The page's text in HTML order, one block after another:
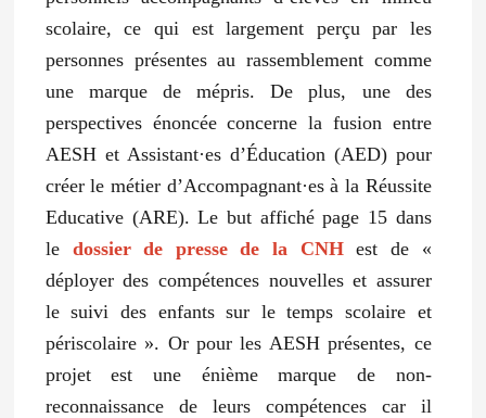
scolaire, ce qui est largement perçu par les
personnes présentes au rassemblement comme
une marque de mépris. De plus, une des
perspectives énoncée concerne la fusion entre
AESH et Assistant·es d’Éducation (AED) pour
créer le métier d’Accompagnant·es à la Réussite
Educative (ARE). Le but affiché page 15 dans
le dossier de presse de la CNHest de «
déployer des compétences nouvelles et assurer
le suivi des enfants sur le temps scolaire et
périscolaire ». Or pour les AESH présentes, ce
projet est une énième marque de non-
reconnaissance de leurs compétences car il